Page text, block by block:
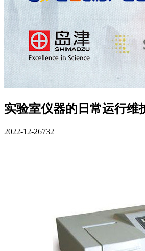
实验室仪器的日常运行维
2022-12-26732